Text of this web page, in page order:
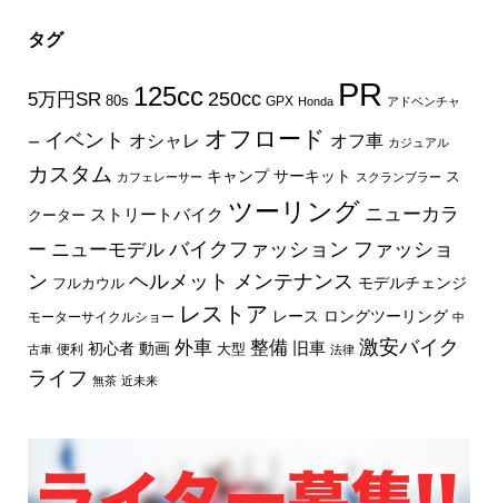
タグ
5万円SR 80s 125cc 250cc GPX Honda PR アドベンチャ
ー イベント オシャレ オフロード オフ車 カジュアル
カスタム カフェレーサー キャンプ サーキット スクランブラー ス
クーター ストリートバイク ツーリング ニューカラ
ー ニューモデル バイクファッション ファッショ
ン フルカウル ヘルメット メンテナンス モデルチェンジ
モーターサイクルショー レストア レース ロングツーリング 中
古車 便利 初心者 動画 外車 大型 整備 旧車 法律 激安バイク
ライフ 無茶 近未来